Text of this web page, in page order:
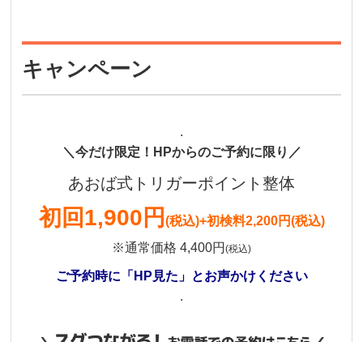
キャンペーン
.
＼今だけ限定！HPからのご予約に限り／
あおば式トリガーポイント整体
初回1,900円 (税込)+初検料2,200円(税込)
※通常価格 4,400円 (税込)
ご予約時に「HP見た」とお声かけください
.